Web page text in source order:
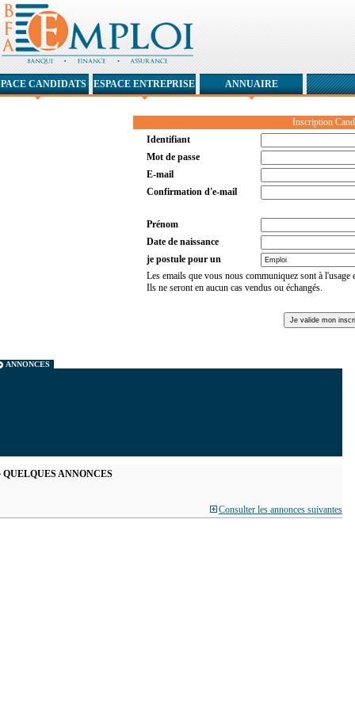
Inscription
Identifiant
Mot de passe
E-mail
Confirmation d'e-mail
Prénom
Date de naissance
je postule pour un
Les emails que vous nous communiquez sont à
Ils ne seront en aucun cas vendus ou échangés.
ANNONCES
QUELQUES ANNONCES
Consulter les annonces suivantes
CANDIDATS ESPACE ENTREPRISE ANNUAIRE